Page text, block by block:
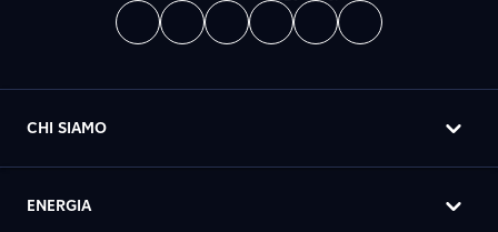
CHI SIAMO
ENERGIA